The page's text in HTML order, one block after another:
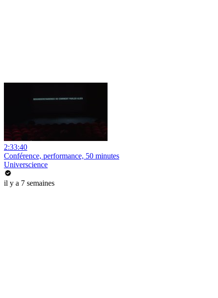
2:33:40
Conférence, performance, 50 minutes
Universcience
il y a 7 semaines